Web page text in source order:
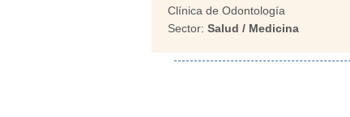
Clínica de Odontología
Sector: Salud / Medicina